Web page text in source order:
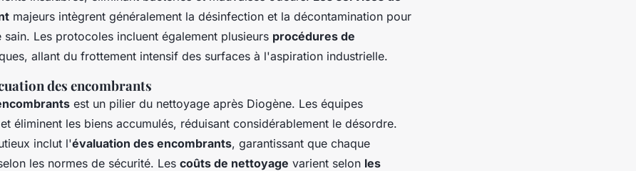
majeurs intègrent généralement la désinfection et la décontamination pour
sain. Les protocoles incluent également plusieurs procédures de
allant du frottement intensif des surfaces à l'aspiration industrielle.
des encombrants
est un pilier du nettoyage après Diogène. Les équipes
éliminent les biens accumulés, réduisant considérablement le désordre.
inclut l'évaluation des encombrants, garantissant que chaque
les normes de sécurité. Les coûts de nettoyage varient selon les